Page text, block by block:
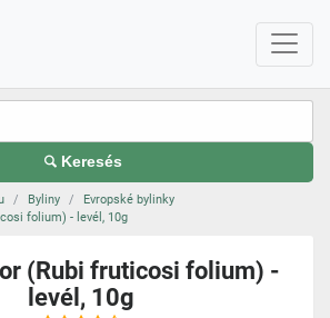
Keresés
Byliny
Evropské bylinky
folium) - levél, 10g
(Rubi fruticosi folium) -
levél, 10g